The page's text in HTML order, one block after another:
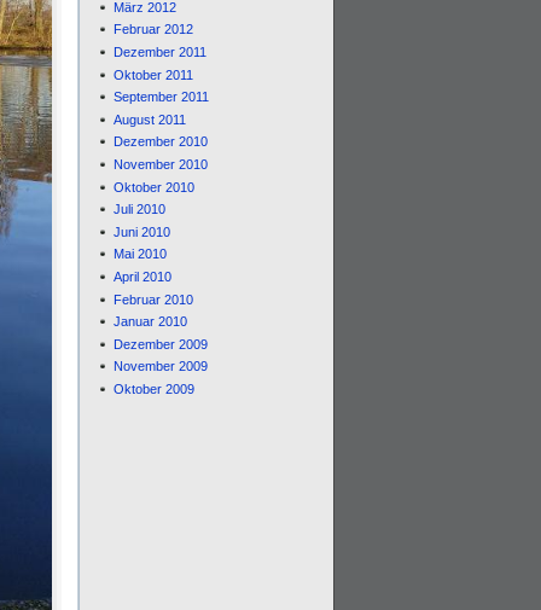
März 2012
Februar 2012
Dezember 2011
Oktober 2011
September 2011
August 2011
Dezember 2010
November 2010
Oktober 2010
Juli 2010
Juni 2010
Mai 2010
April 2010
Februar 2010
Januar 2010
Dezember 2009
November 2009
Oktober 2009